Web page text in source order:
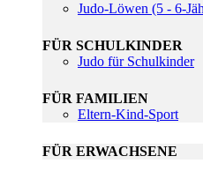
Judo-Löwen (5 - 6-
FÜR SCHULKINDER
Judo für Schulkinder
FÜR FAMILIEN
Eltern-Kind-Sport
FÜR ERWACHSENE